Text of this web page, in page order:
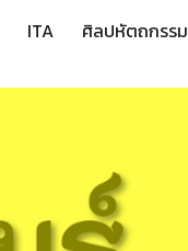
ITA ศิลปหัตถกรรม